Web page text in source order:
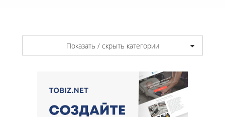
Показать / скрыть категории